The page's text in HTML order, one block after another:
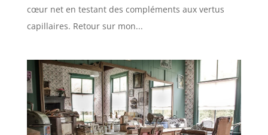
cœur net en testant des compléments aux vertus
capillaires. Retour sur mon...